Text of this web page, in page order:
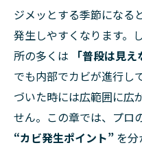
ジメッとする季節になる
発生しやすくなります。
所の多くは
「普段は見え
でも内部でカビが進行し
づいた時には広範囲に広
せん。この章では、プロ
“カビ発生ポイント” を分